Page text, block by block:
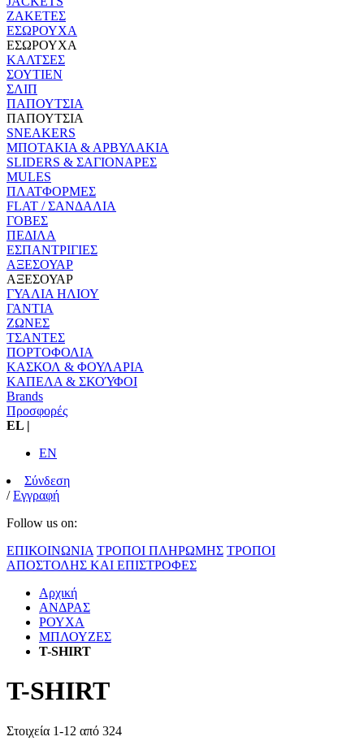
ΖΑΚΕΤΕΣ
ΕΣΩΡΟΥΧΑ
ΕΣΩΡΟΥΧΑ
ΚΑΛΤΣΕΣ
ΣΟΥΤΙΕΝ
ΣΛΙΠ
ΠΑΠΟΥΤΣΙΑ
ΠΑΠΟΥΤΣΙΑ
SNEAKERS
ΜΠΟΤΑΚΙΑ & ΑΡΒΥΛΑΚΙΑ
SLIDERS & ΣΑΓΙΟΝΑΡΕΣ
MULES
ΠΛΑΤΦΟΡΜΕΣ
FLAT / ΣΑΝΔΑΛΙΑ
ΓΟΒΕΣ
ΠΕΔΙΛΑ
ΕΣΠΑΝΤΡΙΓΙΕΣ
ΑΞΕΣΟΥΑΡ
ΑΞΕΣΟΥΑΡ
ΓΥΑΛΙΑ ΗΛΙΟΥ
ΓΑΝΤΙΑ
ΖΩΝΕΣ
ΤΣΑΝΤΕΣ
ΠΟΡΤΟΦΟΛΙΑ
ΚΑΣΚΟΛ & ΦΟΥΛΑΡΙΑ
ΚΑΠΕΛΑ & ΣΚΟΎΦΟΙ
Brands
Προσφορές
EL |
EN
Σύνδεση
/ Εγγραφή
Follow us on:
ΕΠΙΚΟΙΝΩΝΙΑ ΤΡΟΠΟΙ ΠΛΗΡΩΜΗΣ ΤΡΟΠΟΙ
ΑΠΟΣΤΟΛΗΣ ΚΑΙ ΕΠΙΣΤΡΟΦΕΣ
Αρχική
ΑΝΔΡΑΣ
ΡΟΥΧΑ
ΜΠΛΟΥΖΕΣ
T-SHIRT
T-SHIRT
Στοιχεία 1-12 από 324